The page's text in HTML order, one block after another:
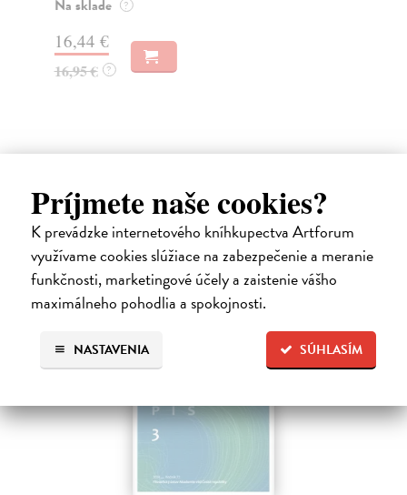
Príjmete naše cookies?
K prevádzke internetového kníhkupectva Artforum
využívame cookies slúžiace na zabezpečenie a meranie
funkčnosti, marketingové účely a zaistenie vášho
maximálneho pohodlia a spokojnosti.
SÚHLASÍM
NASTAVENIA
Na sklade ?
16,44 €
16,95 € ?
Ďalšie z kategórie filosofický
časopis